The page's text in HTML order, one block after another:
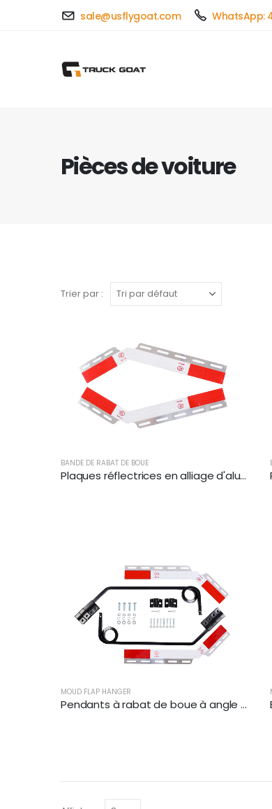
sale@usflygoat.com WhatsApp:
Pièces de voiture
Trier par :
BANDE DE RABAT DE BOUE
Plaques réflectrices en alliage d'aluminium pour remorque | XKJ-MFS-Q24AL
MOUD FLAP HANGER
Pendants à rabat de boue à angle pour semi-camions lourds | XKJ-MFH-Q1C